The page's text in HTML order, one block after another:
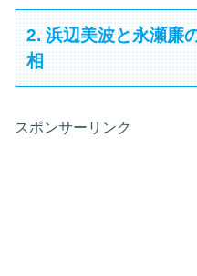
2. 浜辺美波と永瀬廉
相
スポンサーリンク